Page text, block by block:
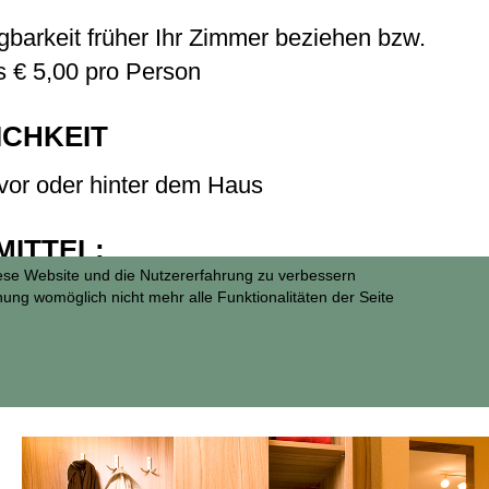
früher Ihr Zimmer beziehen bzw.
€ 5,00 pro Person
oder hinter dem Haus
im Voraus ist auch möglich.
Website und die Nutzererfahrung zu verbessern
womöglich nicht mehr alle Funktionalitäten der Seite